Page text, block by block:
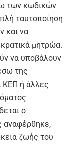
των κωδικών
ταυτοποίηση
και να
μητρώα.
να υποβάλουν
της
ΚΕΠ ή άλλες
ο
αναφέρθηκε,
ζωής του